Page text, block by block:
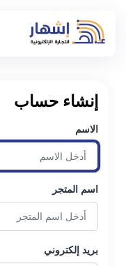
إنشاء حساب
الاسم
اسم المتجر
بريد إلكتروني